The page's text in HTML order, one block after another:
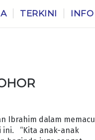
TERKINI INFO
Ibrahim dalam memacu
ini. “Kita anak-anak